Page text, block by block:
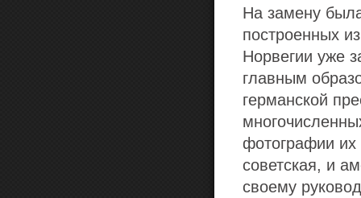
На замену
построенных
Норвегии уже
главным
германской
фотографии их
советская, и
своему